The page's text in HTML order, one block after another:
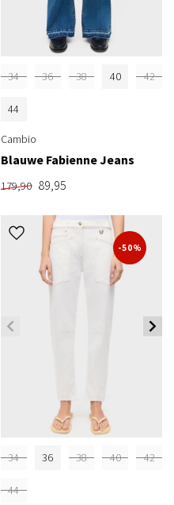
34 36 38 40 42
44
Cambio
Blauwe Fabienne Jeans
179,90 89,95
-50%
34 36 38 40 42
44